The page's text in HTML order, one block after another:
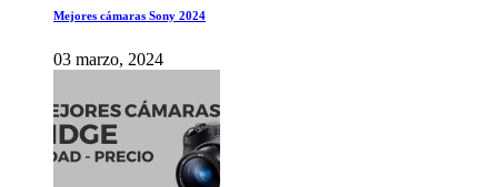
Mejores cámaras Sony 2024
03 marzo, 2024